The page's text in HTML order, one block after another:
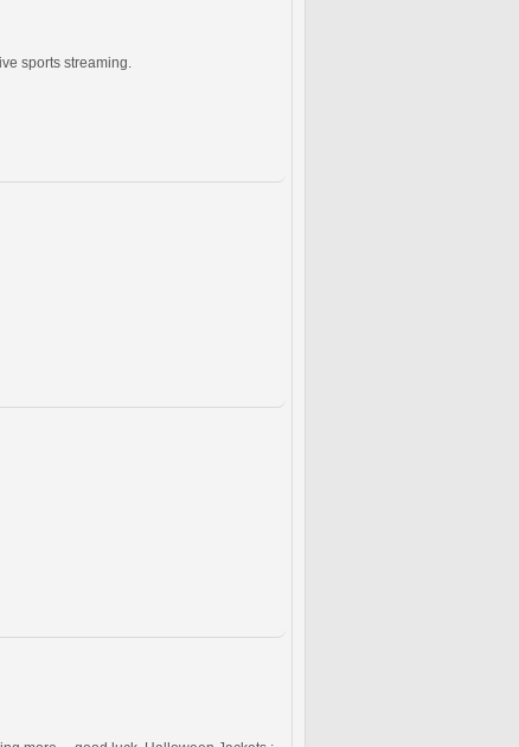
sports streaming.